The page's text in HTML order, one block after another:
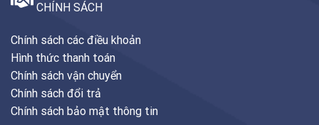
CHÍNH SÁCH
Chính sách các điều khoản
Hình thức thanh toán
Chính sách vận chuyển
Chính sách đổi trả
Chính sách bảo mật thông tin